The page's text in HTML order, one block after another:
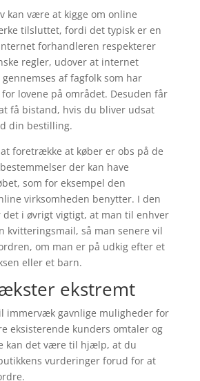
kan være at kigge om online
tilsluttet, fordi det typisk er en
forhandleren respekterer
regler, udover at internet
af fagfolk som har
lovene på området. Desuden får
få bistand, hvis du bliver udsat
din bestilling.
foretrække at køber er obs på de
der kan have
som for eksempel den
virksomheden benytter. I den
i øvrigt vigtigt, at man til enhver
kvitteringsmail, så man senere vil
om man er på udkig efter et
eller et barn.
ekstremt
immervæk gavnlige muligheder for
eksisterende kunders omtaler og
kan det være til hjælp, at du
vurderinger forud for at